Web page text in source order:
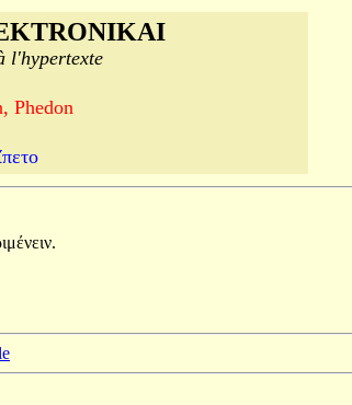
l'hypertexte
Phedon